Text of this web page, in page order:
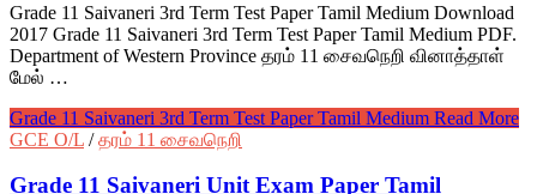
Grade 11 Saivaneri 3rd Term Test Paper Tamil Medium Download
2017 Grade 11 Saivaneri 3rd Term Test Paper Tamil Medium PDF.
Department of Western Province தரம் 11 சைவநெறி வினாத்தாள்
மேல் …
Grade 11 Saivaneri 3rd Term Test Paper Tamil Medium Read More
GCE O/L /தரம் 11 சைவநெறி
Grade 11 Saivaneri Unit Exam Paper Tamil